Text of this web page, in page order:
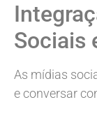
Sociais
As mídias
e conversar